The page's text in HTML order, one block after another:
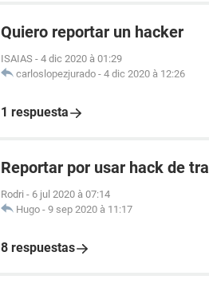
Quiero reportar un hacker
ISAIAS - 4 dic 2020 à 01:29
carloslopezjurado - 4 dic 2020 à 12:26
1 respuesta
Reportar por usar hack de
Rodri - 6 jul 2020 à 07:14
Hugo - 9 sep 2020 à 11:17
8 respuestas